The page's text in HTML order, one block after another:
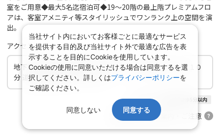
室をご用意◆最大5名迄宿泊可◆19～20階の最上階プレミアムフロ
アは、客室アメニティ等スタイリッシュでワンランク上の空間を演
出。
アクセス
地下鉄南北線中島公園駅下車徒歩３分 JR札幌駅より車で１０
分 道央道北広島ICより３０分
ホテル 最寄り駅徒歩5分以内
施設に関するご案内・ご注意
当社サイト内においてお客様ごとに最適なサービス
を提供する目的及び当社サイト外で最適な広告を表
示することを目的にCookieを使用しています。
Cookieの使用に同意いただける場合は同意するを選
択してください。詳しくはプライバシーポリシーを
ご確認ください。
同意しない 同意する